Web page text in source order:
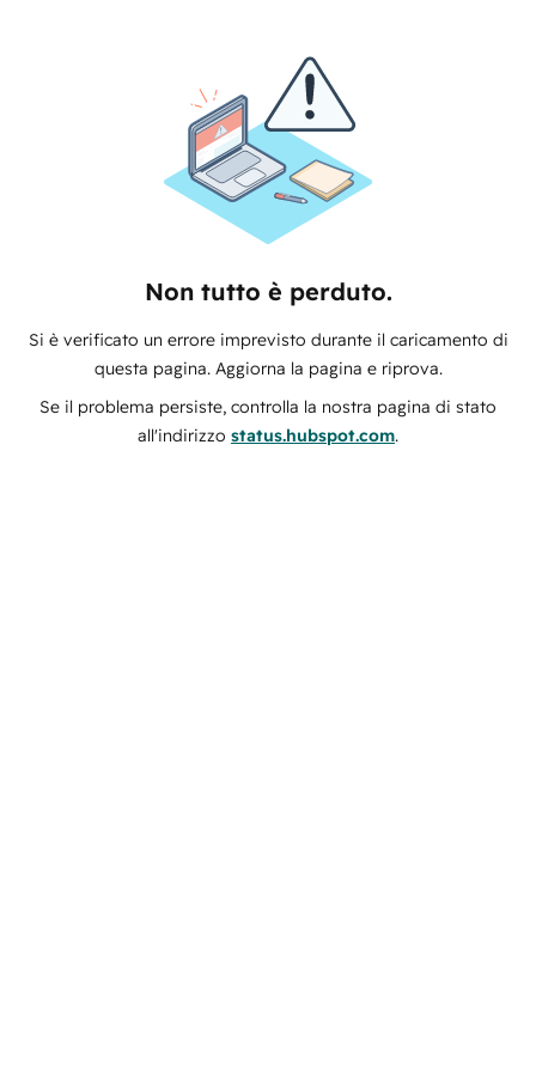
Non tutto è perduto.
Si è verificato un errore imprevisto durante il caricamento di
questa pagina. Aggiorna la pagina e riprova.
Se il problema persiste, controlla la nostra pagina di stato
all'indirizzo status.hubspot.com.